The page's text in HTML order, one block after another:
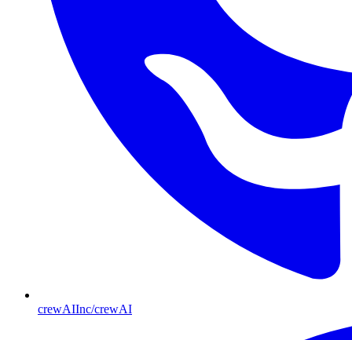
crewAIInc/crewAI